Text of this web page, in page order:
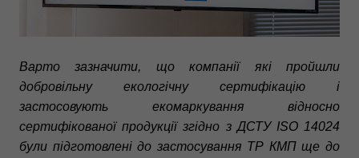
Варто зазначити, що компанії які пройшли
добровільну екологічну сертифікацію і
застосовують екомаркування відносно
сертифікованої продукції згідно з ДСТУ ISO 14024
були підготовлені до застосування ТР КМП ще до